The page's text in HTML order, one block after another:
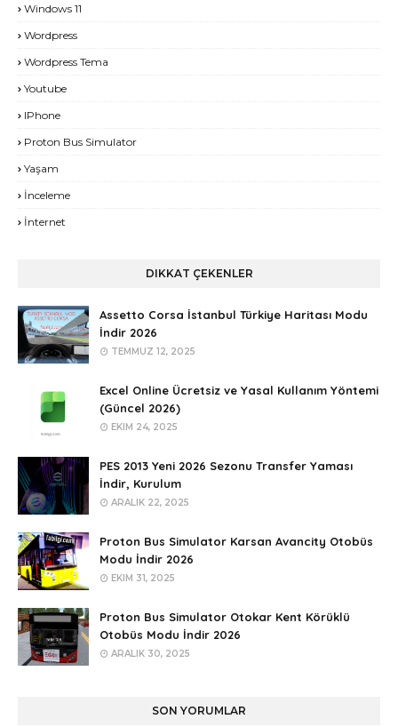
Windows 11
Wordpress
Wordpress Tema
Youtube
IPhone
Proton Bus Simulator
Yaşam
İnceleme
İnternet
DIKKAT ÇEKENLER
Assetto Corsa İstanbul Türkiye Haritası Modu
İndir 2026
TEMMUZ 12, 2025
Excel Online Ücretsiz ve Yasal Kullanım Yöntemi
(Güncel 2026)
EKIM 24, 2025
PES 2013 Yeni 2026 Sezonu Transfer Yaması
İndir, Kurulum
ARALIK 22, 2025
Proton Bus Simulator Karsan Avancity Otobüs
Modu İndir 2026
EKIM 31, 2025
Proton Bus Simulator Otokar Kent Körüklü
Otobüs Modu İndir 2026
ARALIK 30, 2025
SON YORUMLAR